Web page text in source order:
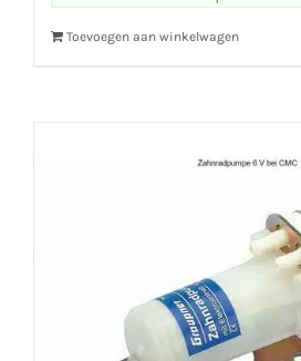
Toevoegen aan winkelwagen